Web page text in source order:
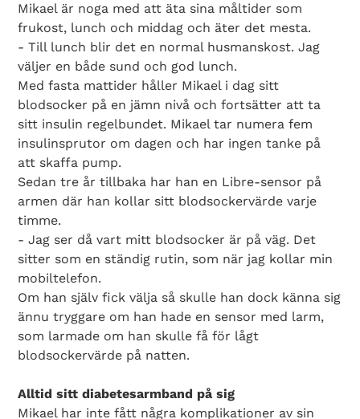
Mikael är noga med att äta sina måltider som
frukost, lunch och middag och äter det mesta.
- Till lunch blir det en normal husmanskost. Jag
väljer en både sund och god lunch.
Med fasta mattider håller Mikael i dag sitt
blodsocker på en jämn nivå och fortsätter att ta
sitt insulin regelbundet. Mikael tar numera fem
insulinsprutor om dagen och har ingen tanke på
att skaffa pump.
Sedan tre år tillbaka har han en Libre-sensor på
armen där han kollar sitt blodsockervärde varje
timme.
- Jag ser då vart mitt blodsocker är på väg. Det
sitter som en ständig rutin, som när jag kollar min
mobiltelefon.
Om han själv fick välja så skulle han dock känna sig
ännu tryggare om han hade en sensor med larm,
som larmade om han skulle få för lågt
blodsockervärde på natten.
Alltid sitt diabetesarmband på sig
Mikael har inte fått några komplikationer av sin